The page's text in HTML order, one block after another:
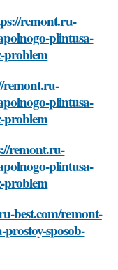
remont.ru-
plintusa-
problem
remont.ru-
plintusa-
problem
remont.ru-
plintusa-
problem
best.com/remont-
sposob-